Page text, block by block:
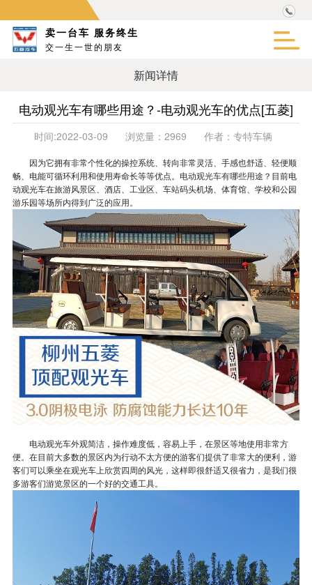
卖一台车 服务终生
交一生一世的朋友
新闻详情
电动观光车有哪些用途？-电动观光车的优点[五菱]
时间:2022-03-09 浏览量： 2969 作者： 专特车辆
因为它拥有非常个性化的操控系统、转向非常灵活、手感也舒适、轻便顺
畅、电能可循环利用和使用寿命长等等优点。 电动观光车有哪些用途 ？目前电
动观光车在旅游风景区、酒店、工业区、车站码头机场、体育馆、学校和公园
游乐园等场所内得到广泛的应用。
电动观光车外观简洁，操作难度低，容易上手，在景区等地使用非常方
便。在目前大多数的景区内为行动不太方便的游客们提供了非常大的便利，游
客们可以乘坐在观光车上欣赏四周的风光，这样即很舒适又很省力，是我们很
多游客们游览景区的一个好的交通工具。